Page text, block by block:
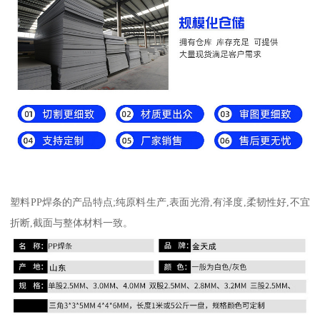
塑料PP焊条的产品特点;纯原料生产,表面光滑,有泽度,柔韧性好,不宜
折断,截面与整体材料一致。